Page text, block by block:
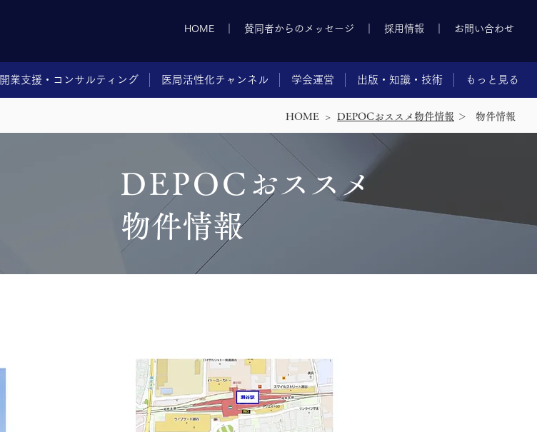
HOME 賛同者からのメッセージ 採用情報 お問い合わせ
開業支援・コンサルティング 医局活性化チャンネル 学会運営 出版・知識・技術 もっと見る
HOME > DEPOCおススメ物件情報 ＞ ​物件情報
DEPOC おススメ
物件情報